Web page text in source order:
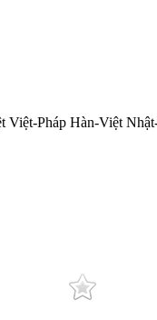
Pháp Hàn-Việt